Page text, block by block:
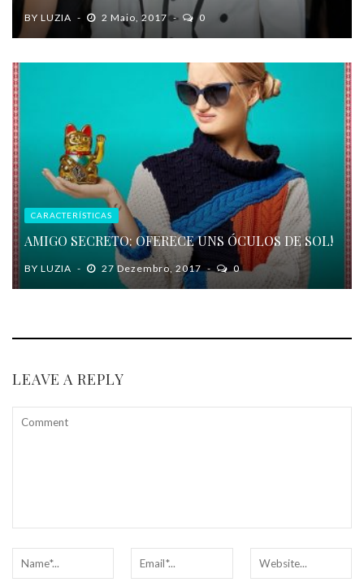
BY LUZIA 2 Maio, 2017 0
CARACTERÍSTICAS
AMIGO SECRETO: OFERECE UNS ÓCULOS DE SOL!
BY LUZIA 27 Dezembro, 2017 0
LEAVE A REPLY